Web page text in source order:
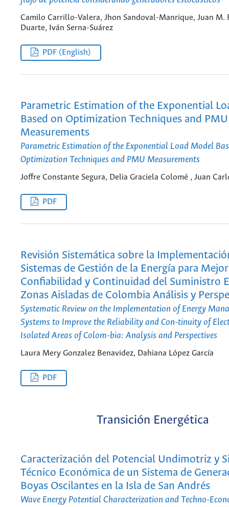
Camilo Carrillo-Valera, Jhon Sandoval-Manrique, Juan M.
Duarte, Iván Serna-Suárez
PDF (English)
Parametric Estimation of the Exponential
Based on Optimization Techniques and PMU
Measurements
Parametric Estimation of the Exponential Load Model
Optimization Techniques and PMU Measurements
Joffre Constante Segura, Delia Graciela Colomé , Juan
PDF
Revisión Sistemática sobre la
Sistemas de Gestión de la Energía para
Confiabilidad y Continuidad del Suministro
Zonas Aisladas de Colombia Análisis y
Systematic Review on the Implementation of Energy
Systems to Improve the Reliability and Con-tinuity of
Isolated Areas of Colom-bia: Analysis and Perspectives
Laura Mery Gonzalez Benavidez, Dahiana López García
PDF
Transición Energética
Caracterización del Potencial Undimotriz y
Técnico Económica de un Sistema de
Boyas Oscilantes en la Isla de San Andrés
Wave Energy Potential Characterization and Techno-